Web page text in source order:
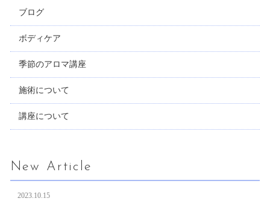
ブログ
ボディケア
季節のアロマ講座
施術について
講座について
New Article
2023.10.15